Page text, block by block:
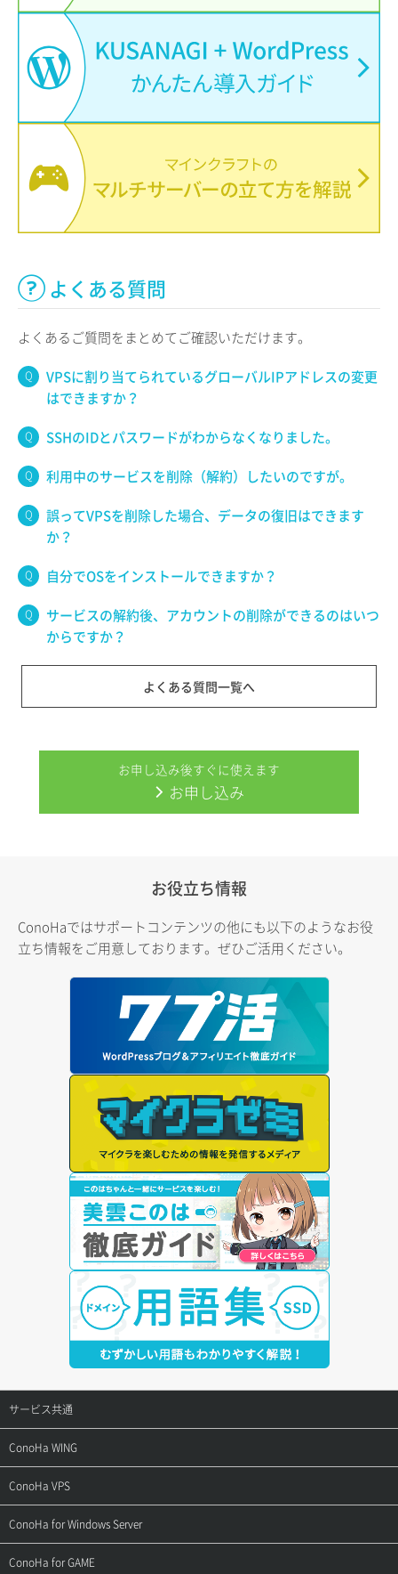
よくある質問
よくあるご質問をまとめてご確認いただけます。
VPSに割り当てられているグローバルIPアドレスの変更
はできますか？
SSHのIDとパスワードがわからなくなりました。
利用中のサービスを削除（解約）したいのですが。
誤ってVPSを削除した場合、データの復旧はできます
か？
自分でOSをインストールできますか？
サービスの解約後、アカウントの削除ができるのはいつ
からですか？
よくある質問一覧へ
お申し込み後すぐに使えます
お申し込み
お役立ち情報
ConoHaではサポートコンテンツの他にも以下のようなお役
立ち情報をご用意しております。ぜひご活用ください。
サービス共通
サポートトップ
ご契約・お支払い
用語集
ConoHa WING
サポートトップ
ご利用ガイド
ConoHa VPS
サポートトップ
ご利用ガイド
ConoHa for Windows Server
サポートトップ
ConoHa for GAME